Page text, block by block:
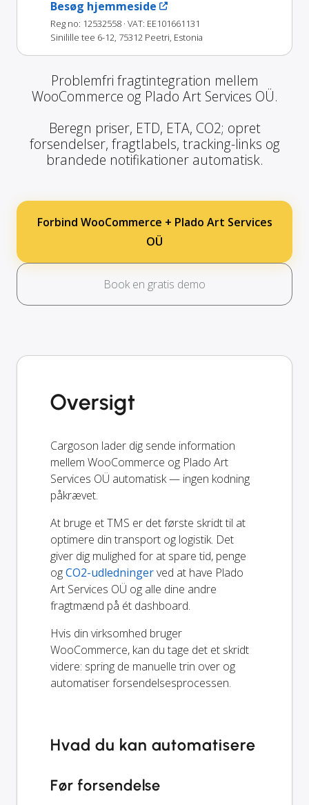
Besøg hjemmeside
Reg no: 12532558 · VAT: EE101661131
Sinilille tee 6-12, 75312 Peetri, Estonia
Problemfri fragtintegration mellem
WooCommerce og Plado Art Services OÜ.
Beregn priser, ETD, ETA, CO2; opret
forsendelser, fragtlabels, tracking-links og
brandede notifikationer automatisk.
Forbind WooCommerce + Plado Art Services
OÜ
Book en gratis demo
Oversigt
Cargoson lader dig sende information
mellem WooCommerce og Plado Art
Services OÜ automatisk — ingen kodning
påkrævet.
At bruge et TMS er det første skridt til at
optimere din transport og logistik. Det
giver dig mulighed for at spare tid, penge
ogCO2-udledningerved at have Plado
Art Services OÜ og alle dine andre
fragtmænd på ét dashboard.
Hvis din virksomhed bruger
WooCommerce, kan du tage det et skridt
videre: spring de manuelle trin over og
automatiser forsendelsesprocessen.
Hvad du kan automatisere
Før forsendelse